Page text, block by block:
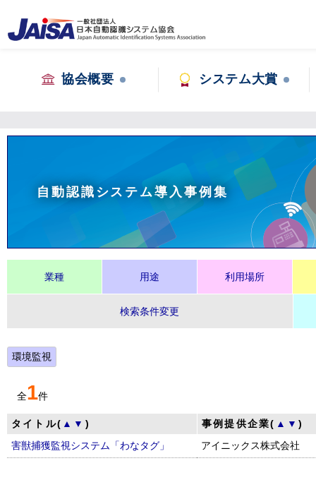
協会概要 システム大賞
自動認識システム導入事例集
業種 用途 利用場所
検索条件変更
環境監視
全1件
タイトル( ▲ ▼ ) 事例提供企業( ▲ ▼)
害獣捕獲監視システム「わなタグ」
アイニックス株式会社